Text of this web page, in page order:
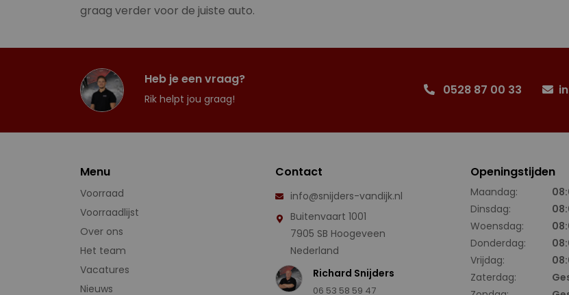
graag verder voor de juiste auto.
Heb je een vraag?
Rik helpt jou graag!
0528 87 00 33
Menu
Voorraad
Voorraadlijst
Over ons
Het team
Vacatures
Nieuws
Contact
info@snijders-vandijk.nl
Buitenvaart 1001
7905 SB Hoogeveen
Nederland
Richard Snijders
06 53 58 59 47
Openingstijden
Maandag:
Dinsdag:
Woensdag:
Donderdag:
Vrijdag:
Zaterdag: